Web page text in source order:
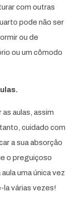
com outras
pode não ser
ou de
ou um cômodo
as aulas, assim
cuidado com
a sua absorção
o preguiçoso
uma única vez
la várias vezes!